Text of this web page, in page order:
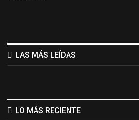
LAS MÁS LEÍDAS
LO MÁS RECIENTE